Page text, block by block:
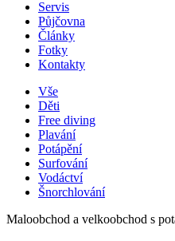
Servis
Půjčovna
Články
Fotky
Kontakty
Vše
Děti
Free diving
Plavání
Potápění
Surfování
Vodáctví
Šnorchlování
Maloobchod a velkoobchod s